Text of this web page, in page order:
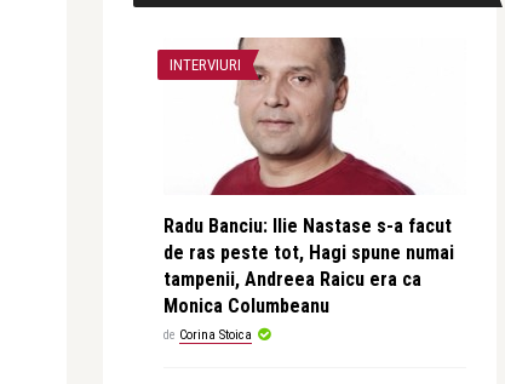
INTERVIURI
Radu Banciu: Ilie Nastase s-a facut
de ras peste tot, Hagi spune numai
tampenii, Andreea Raicu era ca
Monica Columbeanu
de Corina Stoica